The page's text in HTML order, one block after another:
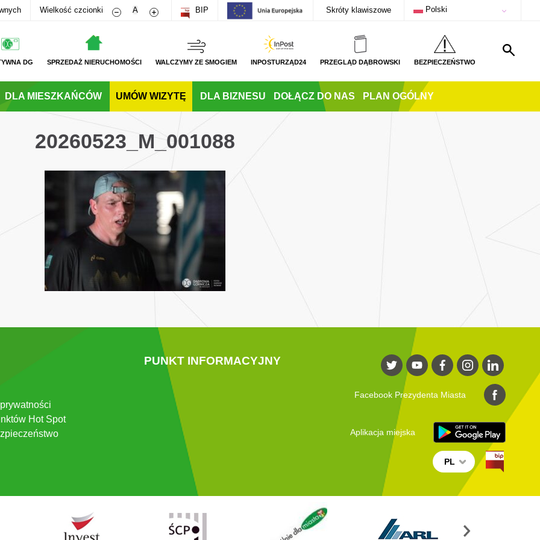
Wielkość czcionki Zmniejsz rozmiar czcionki
A Zwiększ rozmiar czcionki
BIP Skróty klawiszowe Polski
DG SPRZEDAŻ NIERUCHOMOŚCI WALCZYMY ZE SMOGIEM INPOSTURZĄD24 PRZEGLĄD DĄBROWSKI BEZPIECZEŃSTWO
DLA MIESZKAŃCÓW UMÓW WIZYTĘ DLA BIZNESU DOŁĄCZ DO NAS PLAN OGÓLNY
20260523_M_001088
Hot Spot
PUNKT INFORMACYJNY
Facebook Prezydenta Miasta
Aplikacja miejska
PL